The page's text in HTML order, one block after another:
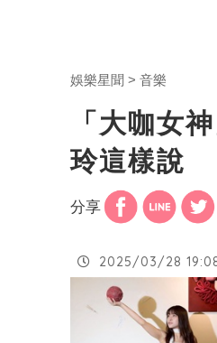
娛樂星聞 音樂
「大咖女
玲這樣說
分享
2025/03/28